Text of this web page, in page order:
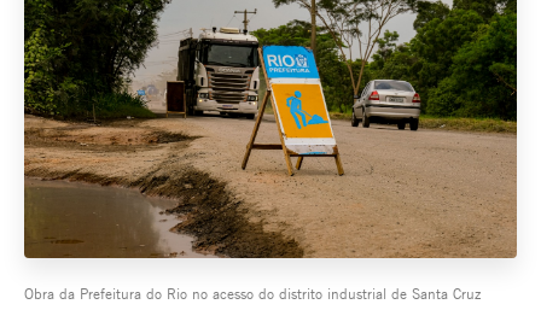
Obra da Prefeitura do Rio no acesso do distrito industrial de Santa Cruz